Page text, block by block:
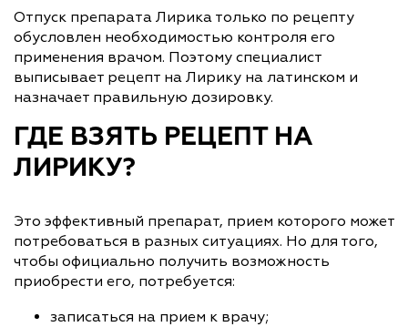
Отпуск препарата Лирика только по рецепту
обусловлен необходимостью контроля его
применения врачом. Поэтому специалист
выписывает рецепт на Лирику на латинском и
назначает правильную дозировку.
ГДЕ ВЗЯТЬ РЕЦЕПТ НА
ЛИРИКУ?
Это эффективный препарат, прием которого может
потребоваться в разных ситуациях. Но для того,
чтобы официально получить возможность
приобрести его, потребуется:
записаться на прием к врачу;